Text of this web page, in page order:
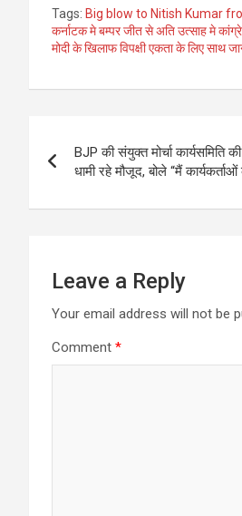
Tags: Big blow to Nitish Kumar
कर्नाटक मे बम्पर जीत से अति उत्साह मे
मोदी के खिलाफ विपक्षी एकता के लिए साथ
navigation
BJP की संयुक्त मोर्चा कार्यसमिति
धामी रहे मौजूद, बोले “मैं
Leave a Reply
Your email address will not be
Comment *